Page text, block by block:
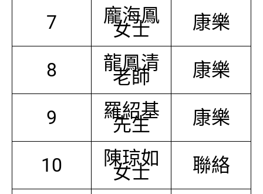
7 龐海鳳
女士 康樂
8 龍鳳清
老師 康樂
9 羅紹基
先生 康樂
10 陳琼如
女士 聯絡